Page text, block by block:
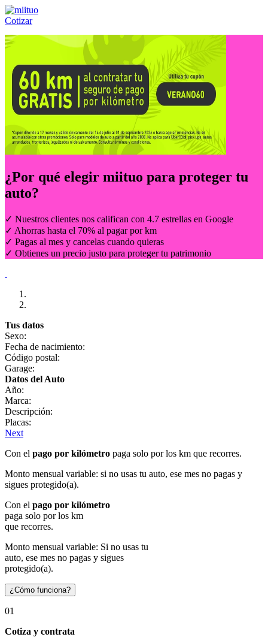
Cotizar
Llámanos al:(55) 84-21-05-00 ó
¿Por qué elegir miituo para proteger tu
auto?
✓ Nuestros clientes nos califican con 4.7 estrellas en Google
✓ Ahorras hasta el 70% al pagar por km
✓ Pagas al mes y cancelas cuando quieras
✓ Obtienes un precio justo para proteger tu patrimonio
Tus datos
Sexo:
Fecha de nacimiento:
Código postal:
Garage:
Datos del Auto
Año:
Marca:
Descripción:
Placas:
Next
Con el pago por kilómetro paga solo por los km que recorres.
Monto mensual variable: si no usas tu auto, ese mes no pagas y
sigues protegido(a).
Con el pago por kilómetro
paga solo por los km
que recorres.
Monto mensual variable: Si no usas tu
auto, ese mes no pagas y sigues
protegido(a).
¿Cómo funciona?
01
Cotiza y contrata